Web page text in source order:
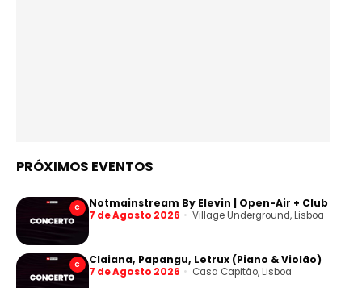
PRÓXIMOS EVENTOS
C Notmainstream By Elevin | Open-Air + Club
7 de Agosto 2026 Village Underground, Lisboa
C Claiana, Papangu, Letrux (Piano & Violão)
7 de Agosto 2026 Casa Capitão, Lisboa